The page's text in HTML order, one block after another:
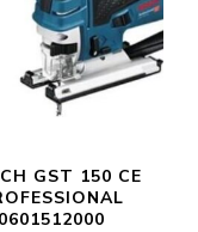
GST 150 CE
0601512000